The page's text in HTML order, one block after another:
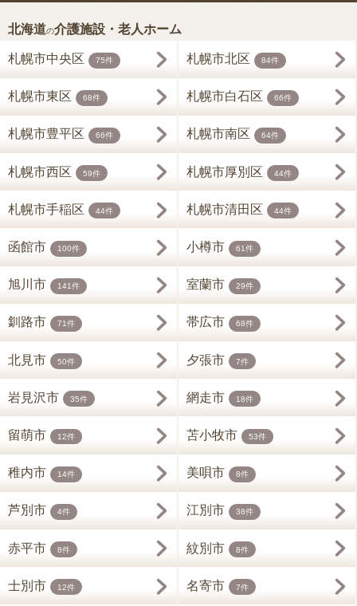
北海道の介護施設・老人ホーム
札幌市中央区 75件 札幌市北区 84件
札幌市東区 68件 札幌市白石区 66件
札幌市豊平区 66件 札幌市南区 64件
札幌市西区 59件 札幌市厚別区 44件
札幌市手稲区 44件 札幌市清田区 44件
函館市 100件 小樽市 61件
旭川市 141件 室蘭市 29件
釧路市 71件 帯広市 68件
北見市 50件 夕張市 7件
岩見沢市 35件 網走市 18件
留萌市 12件 苫小牧市 53件
稚内市 14件 美唄市 8件
芦別市 4件 江別市 38件
赤平市 8件 紋別市 8件
士別市 12件 名寄市 7件